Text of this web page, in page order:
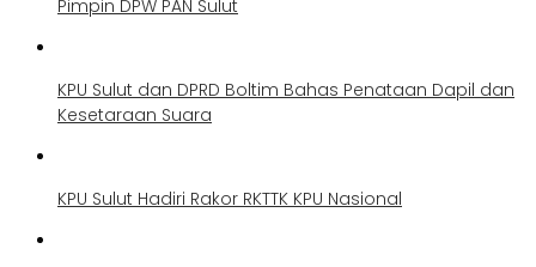
Pimpin DPW PAN Sulut
KPU Sulut dan DPRD Boltim Bahas Penataan Dapil dan
Kesetaraan Suara
KPU Sulut Hadiri Rakor RKTTK KPU Nasional